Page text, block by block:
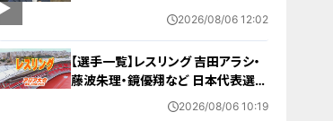
自治体トップ｢経済発展や人口対策
2026/08/06 12:02
【選手一覧】レスリング 吉田アラシ・
藤波朱理・鏡優翔など 日本代表選手
【アジア大会 愛知･名古屋 2026】
2026/08/06 10:19